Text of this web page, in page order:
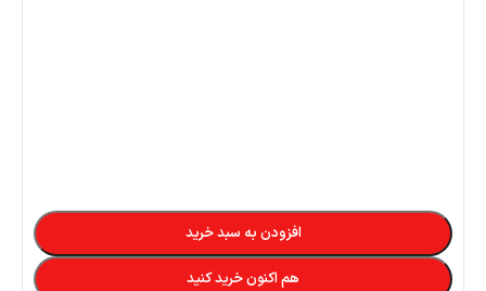
افزودن به سبد خرید
هم اکنون خرید کنید